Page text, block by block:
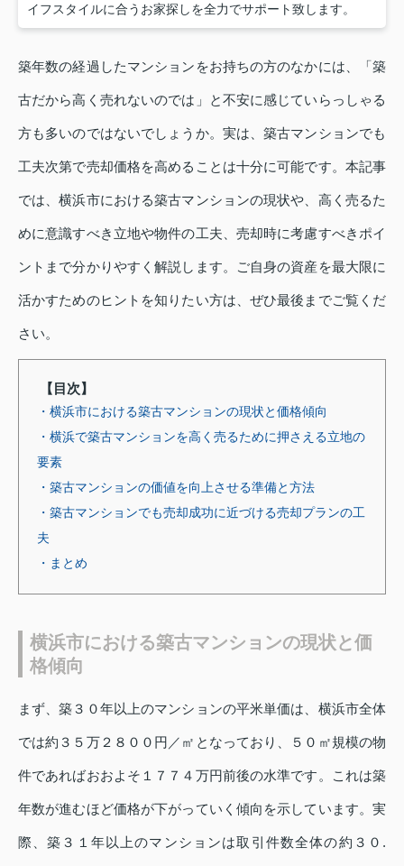
イフスタイルに合うお家探しを全力でサポート致します。
築年数の経過したマンションをお持ちの方のなかには、「築
古だから高く売れないのでは」と不安に感じていらっしゃる
方も多いのではないでしょうか。実は、築古マンションでも
工夫次第で売却価格を高めることは十分に可能です。本記事
では、横浜市における築古マンションの現状や、高く売るた
めに意識すべき立地や物件の工夫、売却時に考慮すべきポイ
ントまで分かりやすく解説します。ご自身の資産を最大限に
活かすためのヒントを知りたい方は、ぜひ最後までご覧くだ
さい。
【目次】
・横浜市における築古マンションの現状と価格傾向
・横浜で築古マンションを高く売るために押さえる立地の
要素
・築古マンションの価値を向上させる準備と方法
・築古マンションでも売却成功に近づける売却プランの工
夫
・まとめ
横浜市における築古マンションの現状と価
格傾向
まず、築３０年以上のマンションの平米単価は、横浜市全体
では約３５万２８００円／㎡となっており、５０㎡規模の物
件であればおおよそ１７７４万円前後の水準です。これは築
年数が進むほど価格が下がっていく傾向を示しています。実
際、築３１年以上のマンションは取引件数全体の約３０.